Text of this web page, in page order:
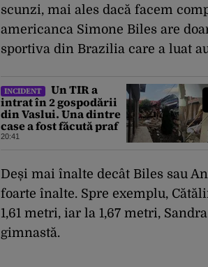
scunzi, mai ales dacă facem
americanca Simone Biles are
sportiva din Brazilia care a luat
INCIDENT
Un TIR a
intrat în 2 gospodării
din Vaslui. Una dintre
case a fost făcută praf
20:41
Deși mai înalte decât Biles sau
foarte înalte. Spre exemplu,
1,61 metri, iar la 1,67 metri,
gimnastă.